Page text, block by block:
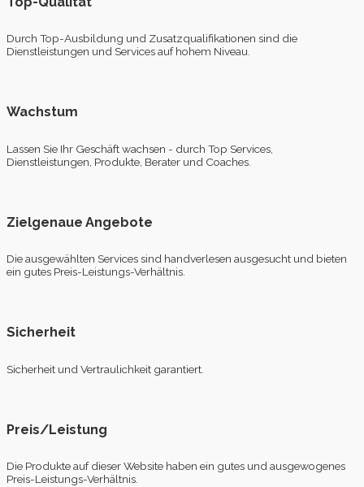
Durch Top-Ausbildung und Zusatzqualifikationen sind die
Dienstleistungen und Services auf hohem Niveau.
Wachstum
Lassen Sie Ihr Geschäft wachsen - durch Top Services,
Dienstleistungen, Produkte, Berater und Coaches.
Zielgenaue Angebote
Die ausgewählten Services sind handverlesen ausgesucht und bieten
ein gutes Preis-Leistungs-Verhältnis.
Sicherheit
Sicherheit und Vertraulichkeit garantiert.
Preis/Leistung
Die Produkte auf dieser Website haben ein gutes und ausgewogenes
Preis-Leistungs-Verhältnis.